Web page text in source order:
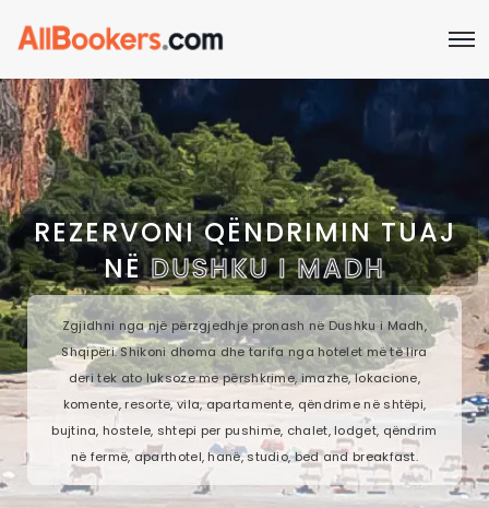
REZERVONI QËNDRIMIN TUAJ
NËDUSHKU I MADH
Zgjidhni nga një përzgjedhje pronash në Dushku i Madh,
Shqipëri. Shikoni dhoma dhe tarifa nga hotelet më të lira
deri tek ato luksoze me përshkrime, imazhe, lokacione,
komente, resorte, vila, apartamente, qëndrime në shtëpi,
bujtina, hostele, shtepi per pushime, chalet, lodget, qëndrim
në fermë, aparthotel, hanë, studio, bed and breakfast.